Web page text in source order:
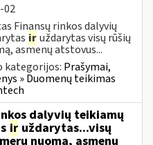
02
Finansų rinkos dalyvių
iruždarytas visų rūšių
asmenų atstovus...
kategorijos: Prašymai,
» Duomenų teikimas
dalyvių teikiamų
ir uždarytas...visų
nuomą, asmenų